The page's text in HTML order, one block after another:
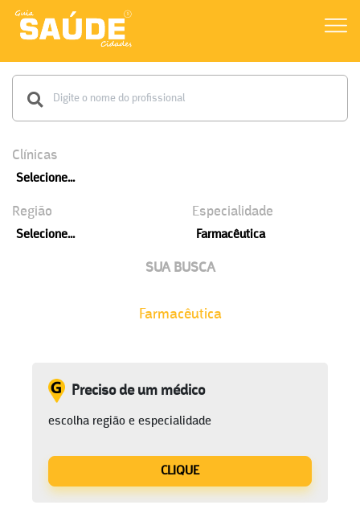
Clínicas
Selecione...
Região
Selecione...
Especialidade
Farmacêutica
SUA BUSCA
Farmacêutica
Preciso de um médico
escolha região e especialidade
CLIQUE